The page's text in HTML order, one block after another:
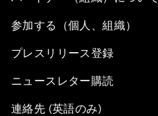
参加する（個人、組織）
プレスリリース登録
ニュースレター購読
連絡先 (英語のみ)